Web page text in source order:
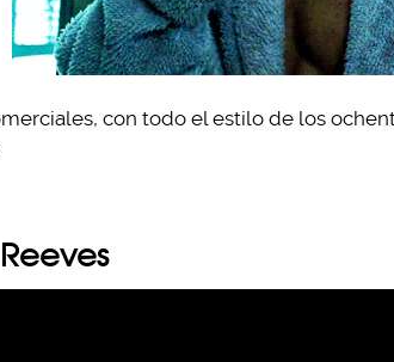
con todo el estilo de los